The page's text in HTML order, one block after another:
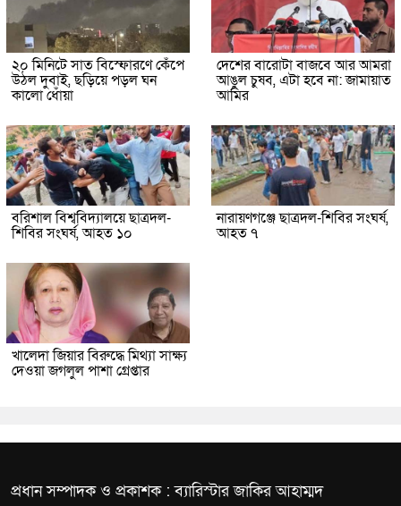
২০ মিনিটে সাত বিস্ফোরণে কেঁপে
উঠল দুবাই, ছড়িয়ে পড়ল ঘন
কালো ধোঁয়া
দেশের বারোটা বাজবে আর আমরা
আঙুল চুষব, এটা হবে না: জামায়াত
আমির
বরিশাল বিশ্ববিদ্যালয়ে ছাত্রদল-
শিবির সংঘর্ষ, আহত ১০
নারায়ণগঞ্জে ছাত্রদল-শিবির সংঘর্ষ,
আহত ৭
খালেদা জিয়ার বিরুদ্ধে মিথ্যা সাক্ষ্য
দেওয়া জগলুল পাশা গ্রেপ্তার
প্রধান সম্পাদক ও প্রকাশক : ব্যারিস্টার জাকির আহাম্মদ